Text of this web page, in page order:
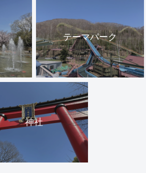
テーマパーク
神社